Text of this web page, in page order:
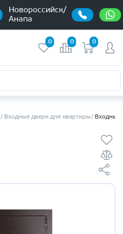
Новороссийск/
Анапа
0 0 0
Входные двери для квартиры Входные